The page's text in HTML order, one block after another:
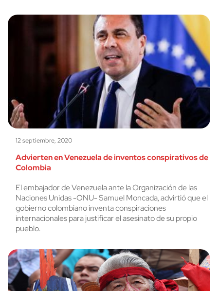
12 septiembre, 2020
Advierten en Venezuela de inventos conspirativos de
Colombia
El embajador de Venezuela ante la Organización de las
Naciones Unidas -ONU- Samuel Moncada, advirtió que el
gobierno colombiano inventa conspiraciones
internacionales para justificar el asesinato de su propio
pueblo.